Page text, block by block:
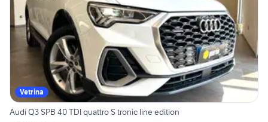
Vetrina
Audi Q3 SPB 40 TDI quattro S tronic line edition